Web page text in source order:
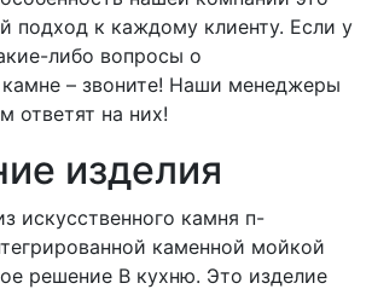
подход к каждому клиенту. Если у
либо вопросы о
– звоните! Наши менеджеры
ответят на них!
изделия
искусственного камня п-
каменной мойкой
решение В кухню. Это изделие